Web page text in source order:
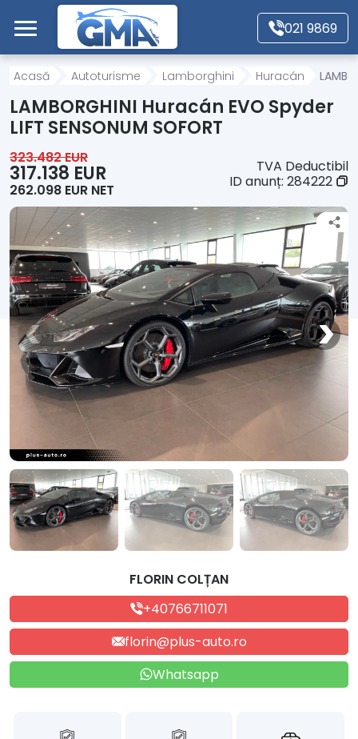
Mergi direct la conținutul principal
021 9869
Acasă
Autoturisme
Motociclete
Autoutilitare
Alte tipuri vehicule
Despre Noi
Contact
Acasă Autoturisme Lamborghini Huracán
LAMBORGHINI Huracán EVO Spyder
LIFT SENSONUM SOFORT
323.482 EUR
317.138 EUR
262.098 EUR NET
TVA Deductibil
ID anunț: 284222
FLORIN COLȚAN
+40766711071
florin@plus-auto.ro
Whatsapp